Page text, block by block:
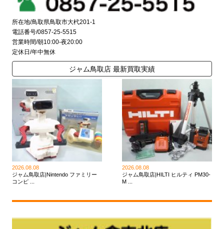
所在地/鳥取県鳥取市大杙201-1
電話番号/0857-25-5515
営業時間/朝10:00-夜20:00
定休日/年中無休
ジャム鳥取店 最新買取実績
2026.08.08
ジャム鳥取店|Nintendo ファミリー
コンピ ...
2026.08.08
ジャム鳥取店|HILTI ヒルティ PM30-
M ...